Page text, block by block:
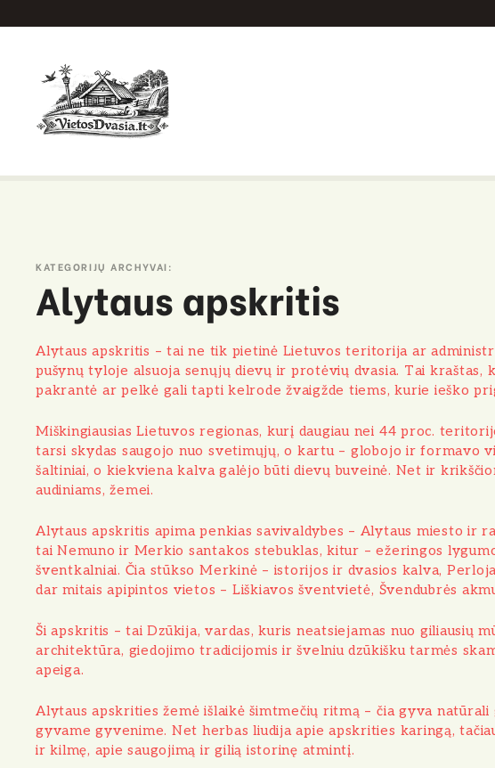
KATEGORIJŲ ARCHYVAI:
Alytaus apskritis
Alytaus apskritis – tai ne tik pietinė Lietuvos teritorija ar
pušynų tyloje alsuoja senųjų dievų ir protėvių dvasia. Tai kraštas,
pakrantė ar pelkė gali tapti kelrode žvaigžde tiems, kurie ieško
Miškingiausias Lietuvos regionas, kurį daugiau nei 44 proc.
tarsi skydas saugojo nuo svetimųjų, o kartu – globojo ir formavo
šaltiniai, o kiekviena kalva galėjo būti dievų buveinė. Net ir
audiniams, žemei.
Alytaus apskritis apima penkias savivaldybes – Alytaus miesto ir
tai Nemuno ir Merkio santakos stebuklas, kitur – ežeringos
šventkalniai. Čia stūksoMerkinė – istorijos ir dvasios kalva,
dar mitais apipintos vietos – Liškiavos šventvietė, Švendubrės
Ši apskritis – tai Dzūkija, vardas, kuris neatsiejamas nuo giliausių
architektūra, giedojimo tradicijomis ir švelniu dzūkišku tarmės
apeiga.
Alytaus apskrities žemė išlaikė šimtmečių ritmą – čia gyva
gyvame gyvenime. Net herbas liudija apie apskrities karingą,
ir kilmę, apie saugojimą ir gilią istorinę atmintį.